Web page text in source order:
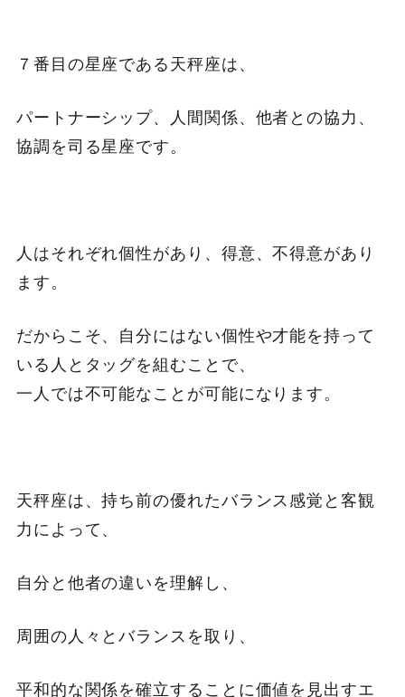
７番目の星座である天秤座は、
パートナーシップ、人間関係、他者との協力、
協調を司る星座です。
人はそれぞれ個性があり、得意、不得意があり
ます。
だからこそ、自分にはない個性や才能を持って
いる人とタッグを組むことで、
一人では不可能なことが可能になります。
天秤座は、持ち前の優れたバランス感覚と客観
力によって、
自分と他者の違いを理解し、
周囲の人々とバランスを取り、
平和的な関係を確立することに価値を見出すエ